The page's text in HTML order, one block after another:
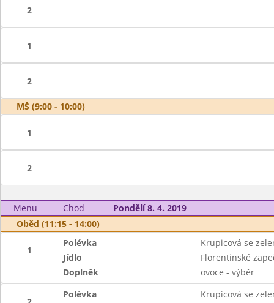
2
1
2
MŠ (9:00 - 10:00)
1
2
Menu Chod
Pondělí 8. 4. 2019
Oběd (11:15 - 14:00)
1
Polévka
Krupicová se
Jídlo
Florentinské
Doplněk
ovoce - výběr
Polévka Krupicová se